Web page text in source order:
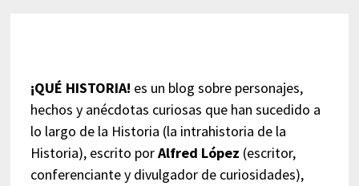
¡QUÉ HISTORIA! es un blog sobre personajes,
hechos y anécdotas curiosas que han sucedido a
lo largo de la Historia (la intrahistoria de la
Historia), escrito porAlfred López (escritor,
conferenciante y divulgador de curiosidades),